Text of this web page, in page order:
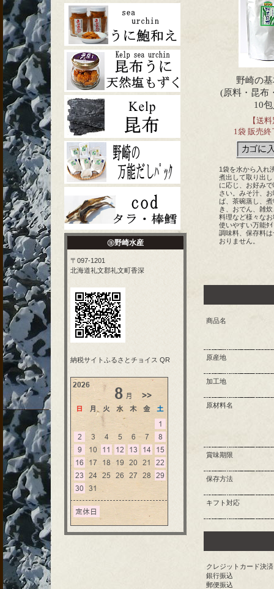
野崎の
(原料・昆布
10
【送
1袋 販売
1袋を水から入れ
煮出して取り出
に応じ、お好み
さい。みそ汁、
ば、茶碗蒸し、
き、おでん、雑
料理など様々な
使いやすい万能ﾀ
調味料、保存料
おりません。
商品名
原産地
加工地
原材料名
賞味期限
保存方法
キフト対応
クレジットカード決済
銀行振込
郵便振込
㋵野崎水産
〒097-1201
北海道礼文郡礼文町香深
納税サイトふるさとチョイス QR